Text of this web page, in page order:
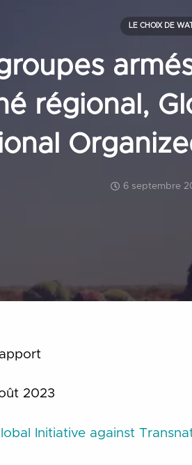
régional,
6 septembre
LE CHOIX DE
2023
Initiative against